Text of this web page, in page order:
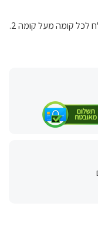
*בבתים ללא מעלית – תוספת תשלום של 50 ש"ח לכל קומה מעל קומה 2.